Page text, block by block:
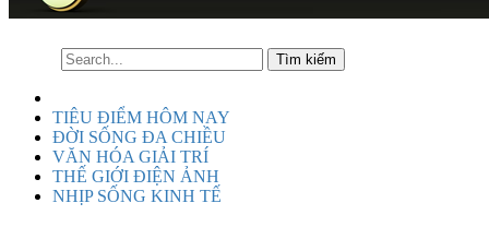
TIÊU ĐIỂM HÔM NAY
ĐỜI SỐNG ĐA CHIỀU
VĂN HÓA GIẢI TRÍ
THẾ GIỚI ĐIỆN ẢNH
NHỊP SỐNG KINH TẾ